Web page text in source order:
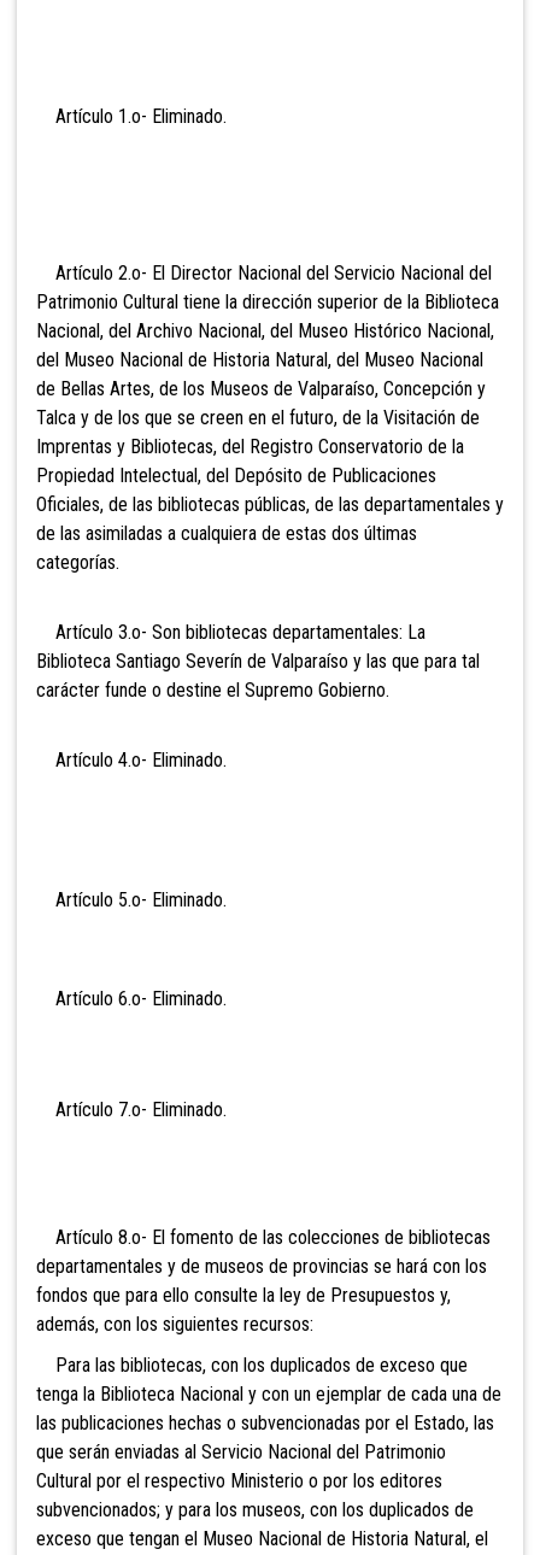
Artículo 1.o- Eliminado.
Artículo 2.o- El Director Nacional del Servicio Nacional del
Patrimonio Cultural tiene la dirección superior de la Biblioteca
Nacional, del Archivo Nacional, del Museo Histórico Nacional,
del Museo Nacional de Historia Natural, del Museo Nacional
de Bellas Artes, de los Museos de Valparaíso, Concepción y
Talca y de los que se creen en el futuro, de la Visitación de
Imprentas y Bibliotecas, del Registro Conservatorio de la
Propiedad Intelectual, del Depósito de Publicaciones
Oficiales, de las bibliotecas públicas, de las departamentales y
de las asimiladas a cualquiera de estas dos últimas
categorías.
Artículo 3.o- Son bibliotecas departamentales: La
Biblioteca Santiago Severín de Valparaíso y las que para tal
carácter funde o destine el Supremo Gobierno.
Artículo 4.o- Eliminado.
Artículo 5.o- Eliminado.
Artículo 6.o- Eliminado.
Artículo 7.o- Eliminado.
Artículo 8.o- El fomento de las colecciones de bibliotecas
departamentales y de museos de provincias se hará con los
fondos que para ello consulte la ley de Presupuestos y,
además, con los siguientes recursos:
Para las bibliotecas, con los duplicados de exceso que
tenga la Biblioteca Nacional y con un ejemplar de cada una de
las publicaciones hechas o subvencionadas por el Estado, las
que serán enviadas al Servicio Nacional del Patrimonio
Cultural por el respectivo Ministerio o por los editores
subvencionados; y para los museos, con los duplicados de
exceso que tengan el Museo Nacional de Historia Natural, el